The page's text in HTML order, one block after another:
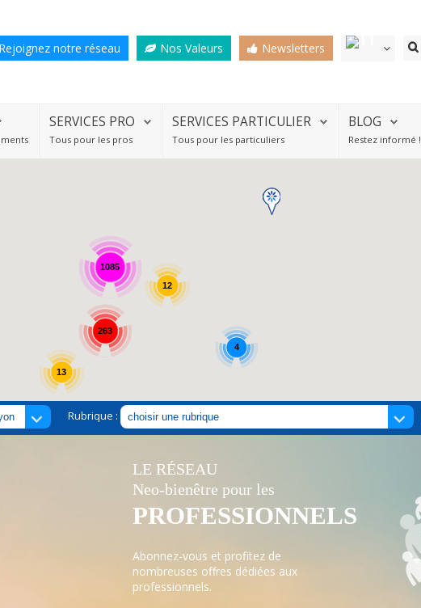
Rejoignez notre réseau Nos Valeurs Newsletters
SERVICES PRO
Tous pour les pros
SERVICES PARTICULIER
Tous pour les particuliers
BLOG
Restez informé !
1085
13
263
4
12
Rubrique :
LE RÉSEAU
Neo-bienêtre pour les
PROFESSIONNELS
Abonnez-vous et profitez de
nombreuses offres dédiées aux
professionnels.